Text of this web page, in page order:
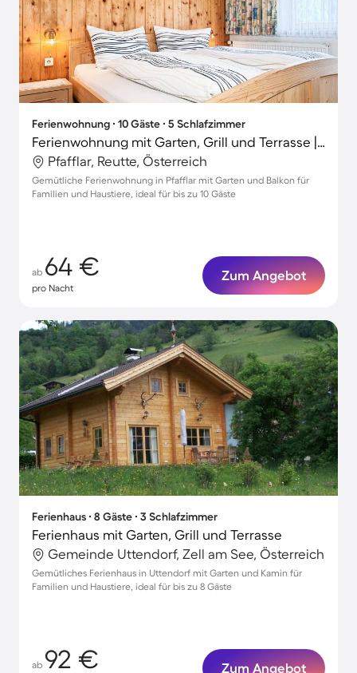
Ferienwohnung ∙ 10 Gäste ∙ 5 Schlafzimmer
Ferienwohnung mit Garten, Grill und Terrasse | Gartenblick
Pfafflar, Reutte, Österreich
Gemütliche Ferienwohnung in Pfafflar mit Garten und Balkon für
Familien und Haustiere, ideal für bis zu 10 Gäste
ab 64 €
pro Nacht
Zum Angebot
Ferienhaus ∙ 8 Gäste ∙ 3 Schlafzimmer
Ferienhaus mit Garten, Grill und Terrasse
Gemeinde Uttendorf, Zell am See, Österreich
Gemütliches Ferienhaus in Uttendorf mit Garten und Kamin für
Familien und Haustiere, ideal für bis zu 8 Gäste
ab 92 € Zum Angebot